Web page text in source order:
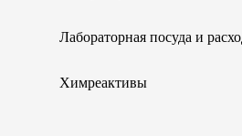
Лабораторная посуда и
Химреактивы